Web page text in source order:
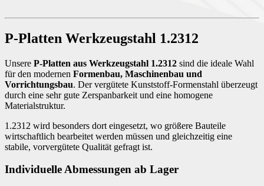
P-Platten Werkzeugstahl 1.2312
Unsere P-Platten aus Werkzeugstahl 1.2312 sind die ideale Wahl
für den modernen Formenbau, Maschinenbau und
Vorrichtungsbau. Der vergütete Kunststoff-Formenstahl überzeugt
durch eine sehr gute Zerspanbarkeit und eine homogene
Materialstruktur.
1.2312 wird besonders dort eingesetzt, wo größere Bauteile
wirtschaftlich bearbeitet werden müssen und gleichzeitig eine
stabile, vorvergütete Qualität gefragt ist.
Individuelle Abmessungen ab Lager